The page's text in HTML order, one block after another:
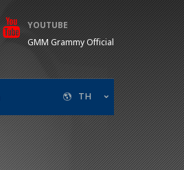
YOUTUBE
GMM Grammy Official
TH